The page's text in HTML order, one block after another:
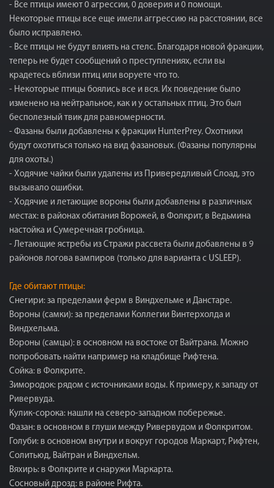
- Все птицы имеют 0 агрессии, 0 доверия и 0 помощи.
Некоторые птицы все еще имели аггрессию на расстоянии, все
было исправлено.
- Все птицы не будут влиять на стелс. Благодаря новой фракции,
теперь не будет сообщений о преступлениях, если вы
крадетесь вблизи птиц или воруете что то.
- Некоторые птицы боялись все и вся. Их поведение было
изменено на нейтральное, как и у остальных птиц. Это был
бесполезный твик для равномерности.
- Фазаны были добавлены к фракции HunterPrey. Охотники
будут охотиться только на вид фазановых. (Фазаны популярны
для охоты.)
- Ходячие чайки были удалены из Привередливый Слоад, это
вызывало ошибки.
- Ходячие и летающие вороны были добавлены в различных
местах: в районах обитания Ворожей, в Фолкрит, в Ведьмина
настойка и Сумеречная гробница.
- Летающие ястребы из Стражи рассвета были добавлены в 9
районов логова вампиров (только для варианта с USLEEP).
Где обитают птицы:
Снегири: за пределами ферм в Виндхельме и Данстаре.
Вороны (самки): за пределами Коллегии Винтерхолда и
Виндхельма.
Вороны (самцы): в основном на востоке от Вайтрана. Можно
попробовать найти например на кладбище Рифтена.
Сойка: в Фолкрите.
Зимородок: рядом с источниками воды. К примеру, к западу от
Ривервуда.
Кулик-сорока: нашли на северо-западном побережье.
Фазан: в основном в глуши между Ривервудом и Фолкритом.
Голуби: в основном внутри и вокруг городов Маркарт, Рифтен,
Солитьюд, Вайтран и Виндхельм.
Вяхирь: в Фолкрите и снаружи Маркарта.
Сосновый дрозд: в районе Рифта.